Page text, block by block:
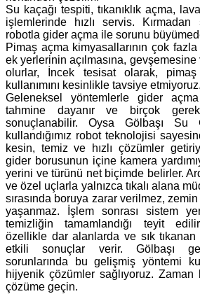
Su kaçağı tespiti, tıkanıklık açma,
işlemlerinde hızlı servis.
robotla gider açma ile sorunu
Pimaş açma kimyasallarının çok fazla
ek yerlerinin açılmasına,
olurlar, İncek tesisat olarak, pimaş
kullanımını kesinlikle tavsiye etmiyoruz.
Geleneksel yöntemlerle gider
tahmine dayanır ve birçok
sonuçlanabilir. Oysa Gölbaşı Su
kullandığımız robot teknolojisi
kesin, temiz ve hızlı çözümler
gider borusunun içine kamera
yerini ve türünü net biçimde belirler.
ve özel uçlarla yalnızca tıkalı alana
sırasında boruya zarar verilmez, zemin
yaşanmaz. İşlem sonrası sistem
temizliğin tamamlandığı teyit
özellikle dar alanlarda ve sık
etkili sonuçlar verir. Gölbaşı
sorunlarında bu gelişmiş yöntemi
hijyenik çözümler sağlıyoruz. Zaman
çözüme geçin.